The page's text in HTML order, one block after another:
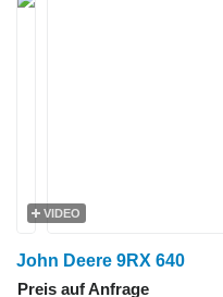
VIDEO
John Deere 9RX 640
Preis auf Anfrage